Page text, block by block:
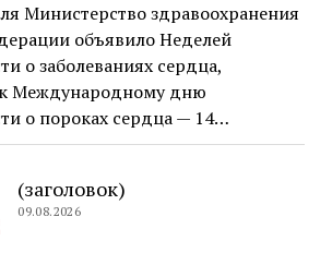
Министерство здравоохранения
объявило Неделей
о заболеваниях сердца,
Международному дню
о пороках сердца — 14…
(заголовок)
09.08.2026